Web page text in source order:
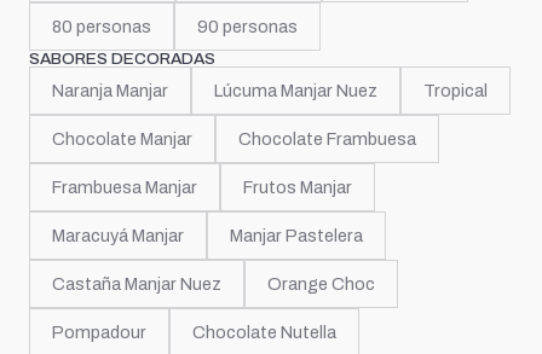
80 personas 90 personas
SABORES DECORADAS
Naranja Manjar Lúcuma Manjar Nuez Tropical
Chocolate Manjar Chocolate Frambuesa
Frambuesa Manjar Frutos Manjar
Maracuyá Manjar Manjar Pastelera
Castaña Manjar Nuez Orange Choc
Pompadour Chocolate Nutella